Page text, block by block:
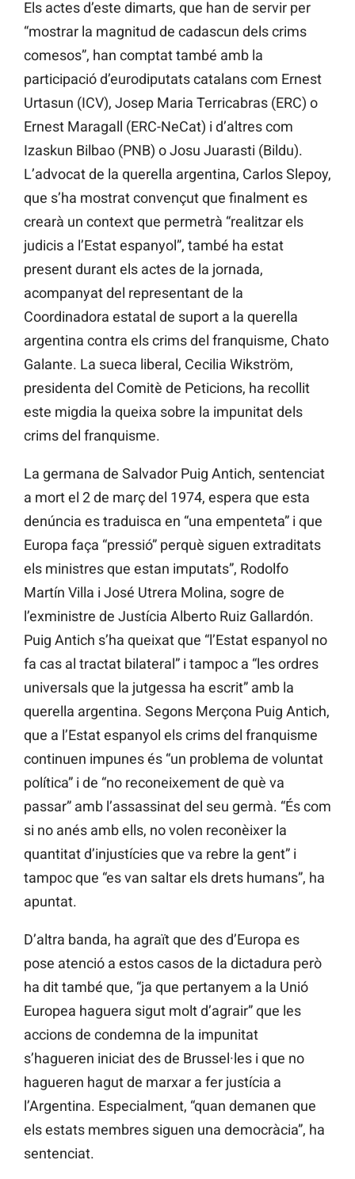
Els actes d’este dimarts, que han de servir per
“mostrar la magnitud de cadascun dels crims
comesos”, han comptat també amb la
participació d’eurodiputats catalans com Ernest
Urtasun (ICV), Josep Maria Terricabras (ERC) o
Ernest Maragall (ERC-NeCat) i d’altres com
Izaskun Bilbao (PNB) o Josu Juarasti (Bildu).
L’advocat de la querella argentina, Carlos Slepoy,
que s’ha mostrat convençut que finalment es
crearà un context que permetrà “realitzar els
judicis a l’Estat espanyol”, també ha estat
present durant els actes de la jornada,
acompanyat del representant de la
Coordinadora estatal de suport a la querella
argentina contra els crims del franquisme, Chato
Galante. La sueca liberal, Cecilia Wikström,
presidenta del Comitè de Peticions, ha recollit
este migdia la queixa sobre la impunitat dels
crims del franquisme.
La germana de Salvador Puig Antich, sentenciat
a mort el 2 de març del 1974, espera que esta
denúncia es traduisca en “una empenteta” i que
Europa faça “pressió” perquè siguen extraditats
els ministres que estan imputats”, Rodolfo
Martín Villa i José Utrera Molina, sogre de
l’exministre de Justícia Alberto Ruiz Gallardón.
Puig Antich s’ha queixat que “l’Estat espanyol no
fa cas al tractat bilateral” i tampoc a “les ordres
universals que la jutgessa ha escrit” amb la
querella argentina. Segons Merçona Puig Antich,
que a l’Estat espanyol els crims del franquisme
continuen impunes és “un problema de voluntat
política” i de “no reconeixement de què va
passar” amb l’assassinat del seu germà. “És com
si no anés amb ells, no volen reconèixer la
quantitat d’injustícies que va rebre la gent” i
tampoc que “es van saltar els drets humans”, ha
apuntat.
D’altra banda, ha agraït que des d’Europa es
pose atenció a estos casos de la dictadura però
ha dit també que, “ja que pertanyem a la Unió
Europea haguera sigut molt d’agrair” que les
accions de condemna de la impunitat
s’hagueren iniciat des de Brussel·les i que no
hagueren hagut de marxar a fer justícia a
l’Argentina. Especialment, “quan demanen que
els estats membres siguen una democràcia”, ha
sentenciat.